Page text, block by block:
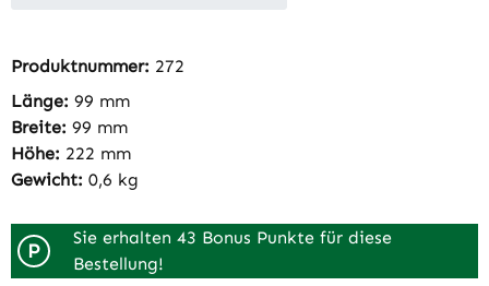
Produktnummer: 272
Länge: 99 mm
Breite: 99 mm
Höhe: 222 mm
Gewicht: 0,6 kg
P
Sie erhalten 43 Bonus Punkte für diese
Bestellung!